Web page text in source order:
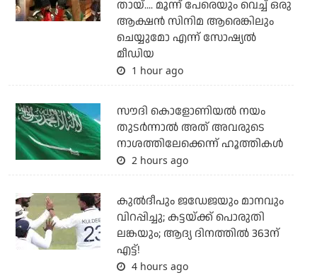
തായ്.... മൂന്ന് പേരെയും വെച്ച് ഒരു
ആക്ഷന്‍ സിനിമ ആരെങ്കിലും
ചെയ്യുമോ എന്ന് സോഷ്യല്‍
മീഡിയ
1 hour ago
സൗദി കൊളോണിയല്‍ നയം
തുടര്‍ന്നാല്‍ അത് അവരുടെ
നാശത്തിലേക്കെന്ന് ഹൂത്തികള്‍
2 hours ago
കുല്‍ദീപും ജഡേജയും മാനവും
വിറപ്പിച്ചു; കട്ടയ്ക്ക് പൊരുതി
ലങ്കയും; ആദ്യ ദിനത്തില്‍ 363ന്
എട്ട്!
4 hours ago